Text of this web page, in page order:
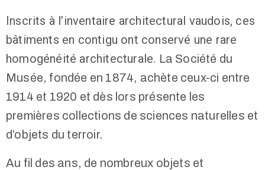
53
info@museemontreux.ch
Inscrits à l’inventaire architectural vaudois, ces
bâtiments en contigu ont conservé une rare
homogénéité architecturale. La Société du
Musée, fondée en 1874, achète ceux-ci entre
1914 et 1920 et dès lors présente les
premières collections de sciences naturelles et
d’objets du terroir.
Au fil des ans, de nombreux objets et